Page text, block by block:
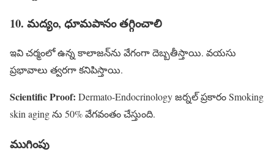
10. మద్యం, ధూమపానం తగ్గించాలి
ఇవి చర్మంలో ఉన్న కాలాజన్‌ను వేగంగా దెబ్బతీస్తాయి. వయసు
ప్రభావాలు త్వరగా కనిపిస్తాయి.
Scientific Proof: Dermato-Endocrinology జర్నల్ ప్రకారం Smoking
skin aging ను 50% వేగవంతం చేస్తుంది.
ముగింపు